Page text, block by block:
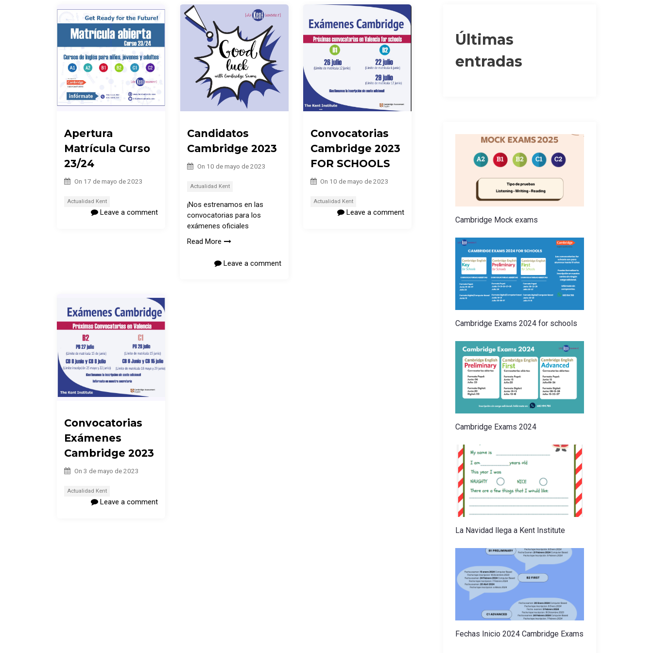
Apertura
Matrícula Curso
23/24
On 17 de mayo de 2023
Actualidad Kent
Leave a comment
Candidatos
Cambridge 2023
On 10 de mayo de 2023
Actualidad Kent
¡Nos estrenamos en las
convocatorias para los
exámenes oficiales
Read More
Leave a comment
Convocatorias
Cambridge 2023
FOR SCHOOLS
On 10 de mayo de 2023
Actualidad Kent
Leave a comment
Convocatorias
Exámenes
Cambridge 2023
On 3 de mayo de 2023
Actualidad Kent
Leave a comment
Últimas
entradas
Cambridge Mock exams
Cambridge Exams 2024 for schools
Cambridge Exams 2024
La Navidad llega a Kent Institute
Fechas Inicio 2024 Cambridge Exams